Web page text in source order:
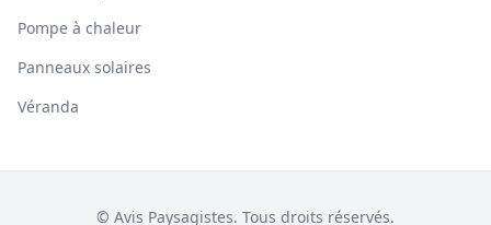
Pompe à chaleur
Panneaux solaires
Véranda
© Avis Paysagistes. Tous droits réservés.